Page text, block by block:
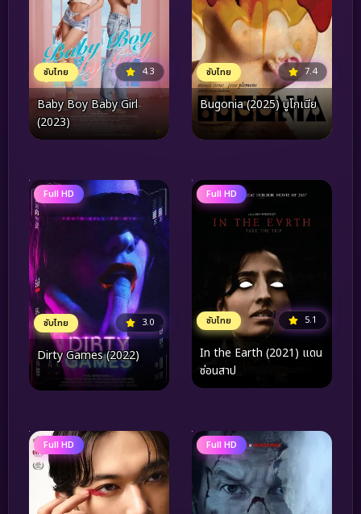
ซับไทย 4.3
Baby Boy Baby Girl
(2023)
ซับไทย 7.4
Bugonia (2025) บูโกเนีย
Full HD
ซับไทย 3.0
Dirty Games (2022)
Full HD
ซับไทย 5.1
In the Earth (2021) แดน
ซ่อนสาป
Full HD Full HD